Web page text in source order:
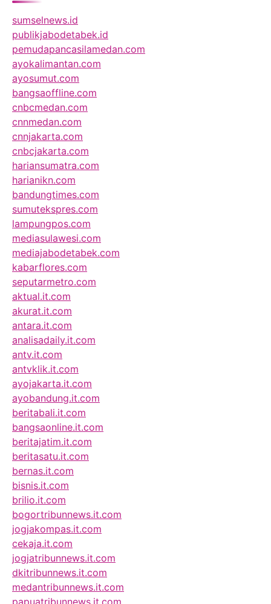
sumselnews.id
publikjabodetabek.id
pemudapancasilamedan.com
ayokalimantan.com
ayosumut.com
bangsaoffline.com
cnbcmedan.com
cnnmedan.com
cnnjakarta.com
cnbcjakarta.com
hariansumatra.com
harianikn.com
bandungtimes.com
sumutekspres.com
lampungpos.com
mediasulawesi.com
mediajabodetabek.com
kabarflores.com
seputarmetro.com
aktual.it.com
akurat.it.com
antara.it.com
analisadaily.it.com
antv.it.com
antvklik.it.com
ayojakarta.it.com
ayobandung.it.com
beritabali.it.com
bangsaonline.it.com
beritajatim.it.com
beritasatu.it.com
bernas.it.com
bisnis.it.com
brilio.it.com
bogortribunnews.it.com
jogjakompas.it.com
cekaja.it.com
jogjatribunnews.it.com
dkitribunnews.it.com
medantribunnews.it.com